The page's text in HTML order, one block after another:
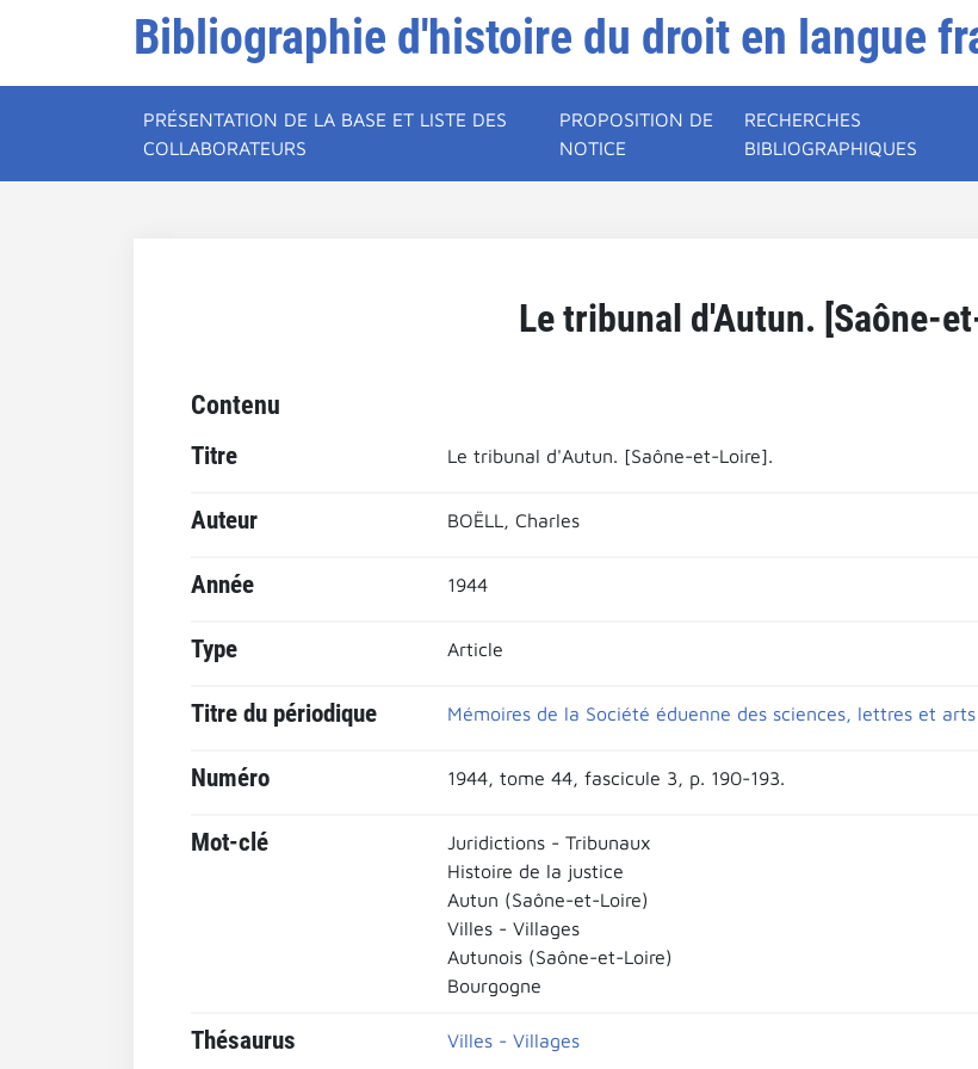
Bibliographie d'histoire du droit en langue
PRÉSENTATION DE LA BASE ET LISTE DES
COLLABORATEURS
PROPOSITION DE
NOTICE
RECHERCHES
BIBLIOGRAPHIQUES
Le tribunal d'Autun. [Saône-
Contenu
Titre Le tribunal d'Autun. [Saône-et-Loire].
Auteur BOËLL, Charles
Année 1944
Type Article
Titre du périodique Mémoires de la Société éduenne des sciences, lettres et
Numéro 1944, tome 44, fascicule 3, p. 190-193.
Mot-clé
Juridictions - Tribunaux
Histoire de la justice
Autun (Saône-et-Loire)
Villes - Villages
Autunois (Saône-et-Loire)
Bourgogne
Thésaurus
Villes - Villages